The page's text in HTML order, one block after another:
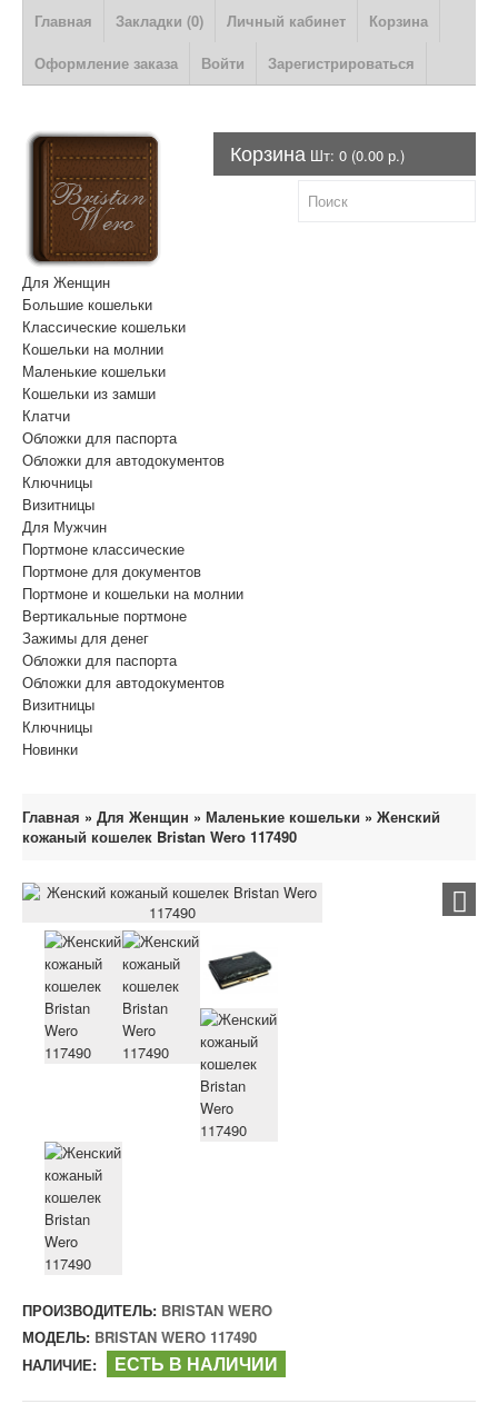
Главная Закладки (0) Личный кабинет
Корзина
Оформление заказа
Войти Зарегистрироваться
Корзина Шт: 0 (0.00 р.)
Для Женщин
Большие кошельки
Классические кошельки
Кошельки на молнии
Маленькие кошельки
Кошельки из замши
Клатчи
Обложки для паспорта
Обложки для автодокументов
Ключницы
Визитницы
Для Мужчин
Портмоне классические
Портмоне для документов
Портмоне и кошельки на молнии
Вертикальные портмоне
Зажимы для денег
Обложки для паспорта
Обложки для автодокументов
Визитницы
Ключницы
Новинки
Главная » Для Женщин » Маленькие кошельки » Женский
кожаный кошелек Bristan Wero 117490
ПРОИЗВОДИТЕЛЬ: BRISTAN WERO
МОДЕЛЬ: BRISTAN WERO 117490
НАЛИЧИЕ:
ЕСТЬ В НАЛИЧИИ